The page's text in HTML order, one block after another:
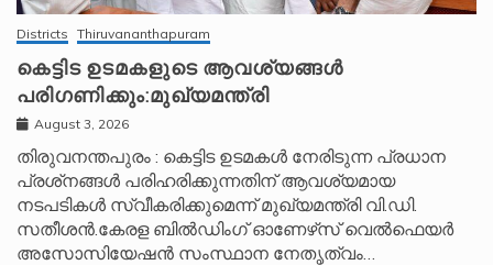
Districts Thiruvananthapuram
കെട്ടിട ഉടമകളുടെ ആവശ്യങ്ങൾ
പരിഗണിക്കും:മുഖ്യമന്ത്രി
August 3, 2026
തിരുവനന്തപുരം : കെട്ടിട ഉടമകൾ നേരിടുന്ന പ്രധാന
പ്രശ്‌നങ്ങൾ പരിഹരിക്കുന്നതിന് ആവശ്യമായ
നടപടികൾ സ്വീകരിക്കുമെന്ന് മുഖ്യമന്ത്രി വി.ഡി.
സതീശൻ.കേരള ബിൽഡിംഗ് ഓണേഴ്‌സ് വെൽഫെയർ
അസോസിയേഷൻ സംസ്ഥാന നേതൃത്വം…